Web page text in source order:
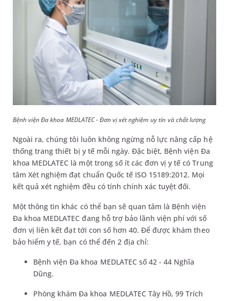
Bệnh viện Đa khoa MEDLATEC - Đơn vị xét nghiệm uy tín và chất lượng
Ngoài ra, chúng tôi luôn không ngừng nỗ lực nâng cấp hệ
thống trang thiết bị y tế mỗi ngày. Đặc biệt, Bệnh viện Đa
khoa MEDLATEC là một trong số ít các đơn vị y tế có Trung
tâm Xét nghiệm đạt chuẩn Quốc tế ISO 15189:2012. Mọi
kết quả xét nghiệm đều có tính chính xác tuyệt đối.
Một thông tin khác có thể bạn sẽ quan tâm là Bệnh viện
Đa khoa MEDLATEC đang hỗ trợ bảo lãnh viện phí với số
đơn vị liên kết đạt tới con số hơn 40. Để được khám theo
bảo hiểm y tế, bạn có thể đến 2 địa chỉ:
Bệnh viện Đa khoa MEDLATEC số 42 - 44 Nghĩa
Dũng.
Phòng khám Đa khoa MEDLATEC Tây Hồ, 99 Trích